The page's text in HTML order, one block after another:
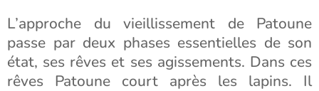
L’approche du vieillissement de Patoune
passe par deux phases essentielles de son
état, ses rêves et ses agissements. Dans ces
rêves Patoune court après les lapins. Il